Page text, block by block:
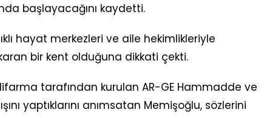
başlayacağını kaydetti.
hayat merkezleri ve aile hekimlikleriyle
bir kent olduğuna dikkati çekti.
tarafından kurulan AR-GE Hammadde ve
yaptıklarını anımsatan Memişoğlu, sözlerini